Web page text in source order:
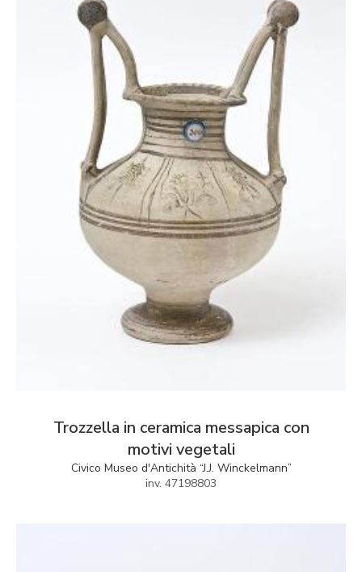
Trozzella in ceramica messapica con
motivi vegetali
Civico Museo d'Antichità “J.J. Winckelmann”
inv. 47198803